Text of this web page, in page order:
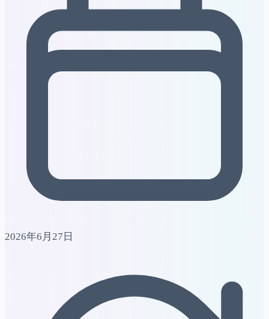
2026年6月27日